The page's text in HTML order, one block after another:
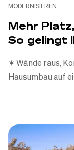
MODERNISIEREN
Mehr
So gelingt
✶ Wände raus,
Hausumbau auf